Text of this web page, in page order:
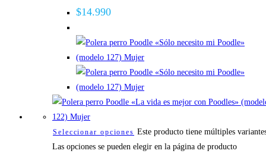
$14.990
Seleccionar opciones Este producto tiene múltiples
Las opciones se pueden elegir en la página de producto